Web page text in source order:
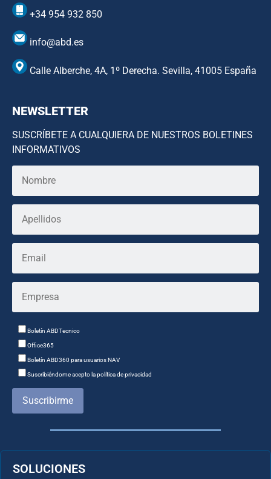
+34 954 932 850
info@abd.es
Calle Alberche, 4A, 1º Derecha. Sevilla, 41005 España
NEWSLETTER
SUSCRÍBETE A CUALQUIERA DE NUESTROS BOLETINES
INFORMATIVOS
Boletín ABDTecnico
Office365
Boletín ABD360 para usuarios NAV
Suscribiéndome acepto la política de privacidad
Suscribirme
SOLUCIONES